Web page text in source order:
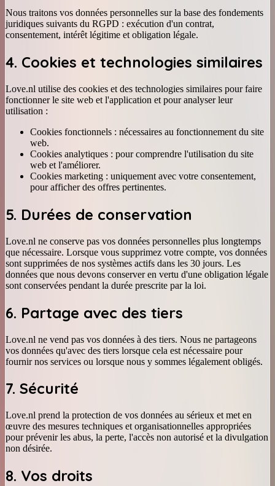
Nous traitons vos données personnelles sur la base des fondements
juridiques suivants du RGPD : exécution d'un contrat,
consentement, intérêt légitime et obligation légale.
4. Cookies et technologies similaires
Love.nl utilise des cookies et des technologies similaires pour faire
fonctionner le site web et l'application et pour analyser leur
utilisation :
Cookies fonctionnels : nécessaires au fonctionnement du site
web.
Cookies analytiques : pour comprendre l'utilisation du site
web et l'améliorer.
Cookies marketing : uniquement avec votre consentement,
pour afficher des offres pertinentes.
5. Durées de conservation
Love.nl ne conserve pas vos données personnelles plus longtemps
que nécessaire. Lorsque vous supprimez votre compte, vos données
sont supprimées de nos systèmes actifs dans les 30 jours. Les
données que nous devons conserver en vertu d'une obligation légale
sont conservées pendant la durée prescrite par la loi.
6. Partage avec des tiers
Love.nl ne vend pas vos données à des tiers. Nous ne partageons
vos données qu'avec des tiers lorsque cela est nécessaire pour
fournir nos services ou lorsque nous y sommes légalement obligés.
7. Sécurité
Love.nl prend la protection de vos données au sérieux et met en
œuvre des mesures techniques et organisationnelles appropriées
pour prévenir les abus, la perte, l'accès non autorisé et la divulgation
non désirée.
8. Vos droits